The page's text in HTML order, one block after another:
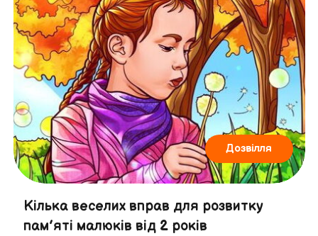
Дозвілля
Кілька веселих вправ для розвитку
пам’яті малюків від 2 років